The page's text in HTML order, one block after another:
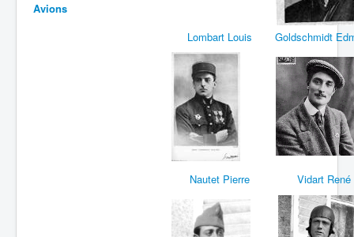
Avions
Lombart Louis
Goldschmidt
Nautet Pierre Vidart René